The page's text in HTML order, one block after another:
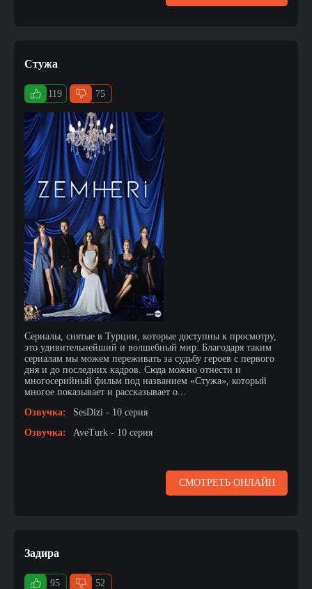
Стужа
119 75
Сериалы, снятые в Турции, которые доступны к просмотру,
это удивительнейший и волшебный мир. Благодаря таким
сериалам мы можем переживать за судьбу героев с первого
дня и до последних кадров. Сюда можно отнести и
многосерийный фильм под названием «Стужа», который
многое показывает и рассказывает о...
Озвучка:
SesDizi - 10 серия
Озвучка:
AveTurk - 10 серия
СМОТРЕТЬ ОНЛАЙН
Задира
95 52